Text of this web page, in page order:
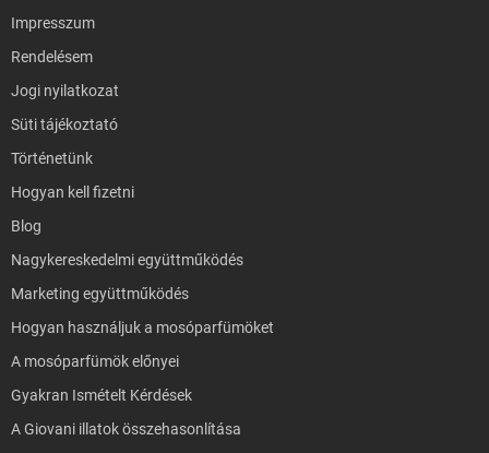
Impresszum
Rendelésem
Jogi nyilatkozat
Süti tájékoztató
Történetünk
Hogyan kell fizetni
Blog
Nagykereskedelmi együttműködés
Marketing együttműködés
Hogyan használjuk a mosóparfümöket
A mosóparfümök előnyei
Gyakran Ismételt Kérdések
A Giovani illatok összehasonlítása